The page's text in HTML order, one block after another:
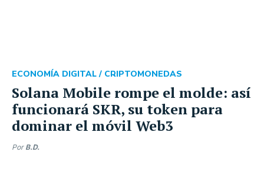
Solana Mobile rompe el molde: así
funcionará SKR, su token para
dominar el móvil Web3
ECONOMÍA DIGITAL / CRIPTOMONEDAS
Por B.D.